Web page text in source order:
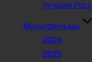
лучшие
Мультфильмы
2024
2025